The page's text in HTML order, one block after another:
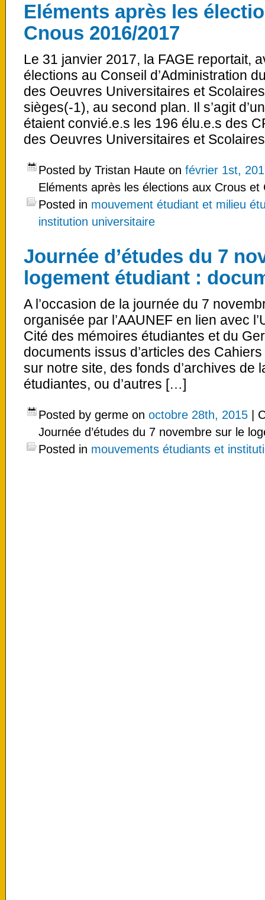
Eléments après les
Cnous 2016/2017
Le 31 janvier 2017, la FAGE reportait,
élections au Conseil d’Administration
des Oeuvres Universitaires et
sièges(-1), au second plan. Il s’agit
étaient convié.e.s les 196 élu.e.s des
des Oeuvres Universitaires et
Posted by Tristan Haute on février 1st,
Eléments après les élections aux Crous et
Posted in mouvement étudiant et milieu
institution universitaire
Journée d’études du 7
logement étudiant :
A l’occasion de la journée du 7
organisée par l’AAUNEF en lien avec
Cité des mémoires étudiantes et du
documents issus d’articles des
sur notre site, des fonds d’archives de
étudiantes, ou d’autres […]
Posted by germe on octobre 28th, 2015
Journée d’études du 7 novembre sur le
Posted in mouvements étudiants et